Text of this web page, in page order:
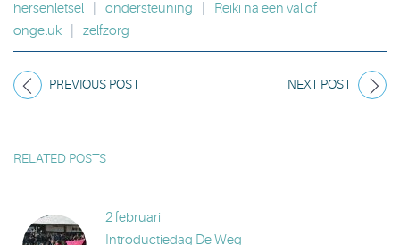
hersenletsel
ondersteuning
Reiki na een val of
ongeluk
zelfzorg
PREVIOUS POST NEXT POST
RELATED POSTS
2 februari
Introductiedag De Weg